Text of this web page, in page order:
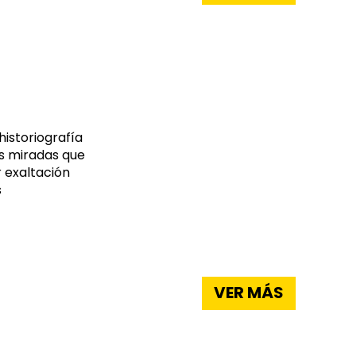
miradas que
exaltación
VER MÁS